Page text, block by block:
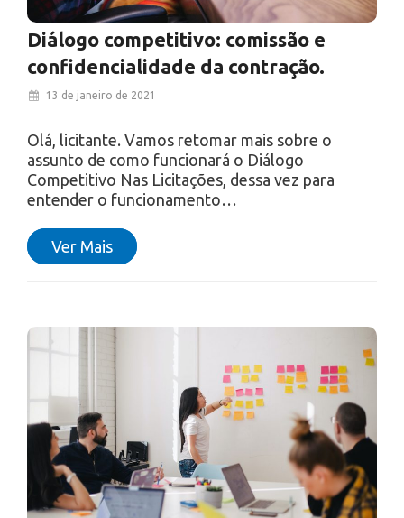
Diálogo competitivo: comissão e
confidencialidade da contração.
13 de janeiro de 2021
Olá, licitante. Vamos retomar mais sobre o
assunto de como funcionará o Diálogo
Competitivo Nas Licitações, dessa vez para
entender o funcionamento…
Ver Mais